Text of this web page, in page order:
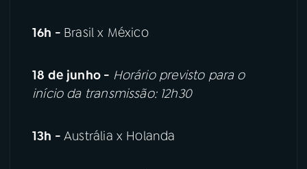
16h - Brasil x México
18 de junho - Horário previsto para o
início da transmissão: 12h30
13h -Austrália x Holanda